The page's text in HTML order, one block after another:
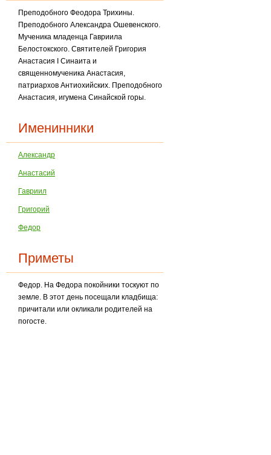
Преподобного Феодора Трихины.
Преподобного Александра Ошевенского.
Мученика мла­денца Гавриила
Белостокского. Святителей Григория
Анастасия I Синаита и
священномученика Анастасия,
патриархов Антиохийских. Преподобного
Анастасия, игумена Синай­ской горы.
Именинники
Александр
Анастасий
Гавриил
Григорий
Федор
Приметы
Федор. На Федора покойники тоскуют по
земле. В этот день посещали кладбища:
причита­ли или окликали родителей на
погосте.